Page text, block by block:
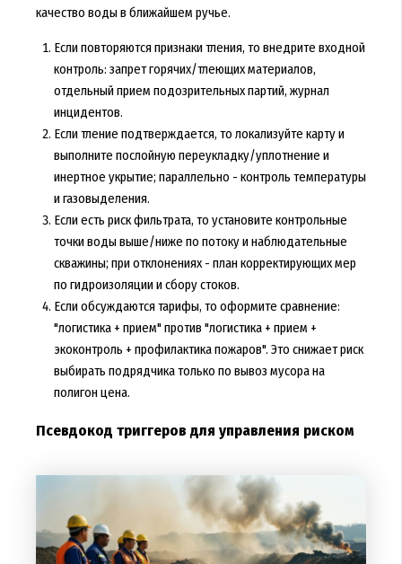
качество воды в ближайшем ручье.
Если повторяются признаки тления, то внедрите входной
контроль: запрет горячих/тлеющих материалов,
отдельный прием подозрительных партий, журнал
инцидентов.
Если тление подтверждается, то локализуйте карту и
выполните послойную переукладку/уплотнение и
инертное укрытие; параллельно - контроль температуры
и газовыделения.
Если есть риск фильтрата, то установите контрольные
точки воды выше/ниже по потоку и наблюдательные
скважины; при отклонениях - план корректирующих мер
по гидроизоляции и сбору стоков.
Если обсуждаются тарифы, то оформите сравнение:
"логистика + прием" против "логистика + прием +
экоконтроль + профилактика пожаров". Это снижает риск
выбирать подрядчика только по вывоз мусора на
полигон цена.
Псевдокод триггеров для управления риском